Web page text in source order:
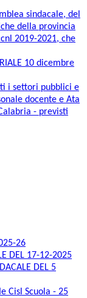
sindacale, del
della provincia
2019-2021, che
10 dicembre
i settori pubblici e
docente e Ata
- previsti
26
DEL 17-12-2025
DEL 5
Cisl Scuola - 25